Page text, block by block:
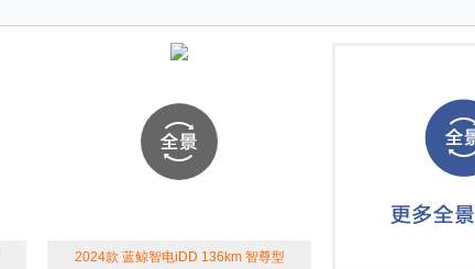
2024款 蓝鲸智电iDD 136km 智尊型